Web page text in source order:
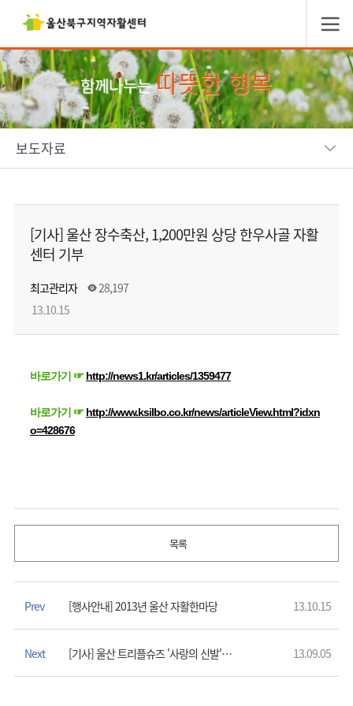
함께나누는따뜻한 행복
보도자료
[기사] 울산 장수축산, 1,200만원 상당 한우사골 자활
센터 기부
최고관리자
28,197
13.10.15
바로가기 ☞ http://news1.kr/articles/1359477
바로가기 ☞ http://www.ksilbo.co.kr/news/articleView.html?idxn
o=428676
목록
Prev [행사안내] 2013년 울산 자활한마당 13.10.15
Next [기사] 울산 트리플슈즈 '사랑의 신발' 150켤레 전달 13.09.05